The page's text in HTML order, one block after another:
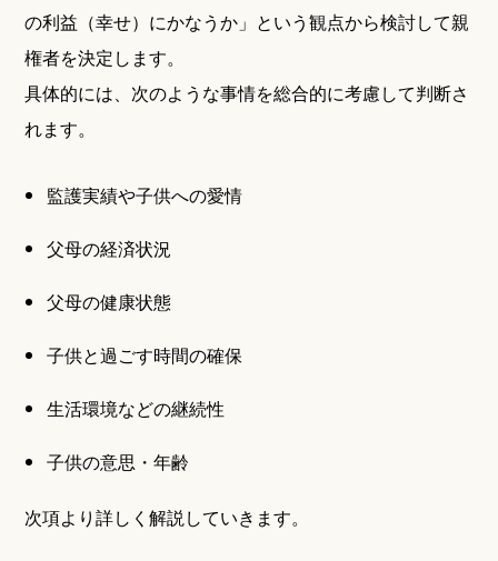
の利益（幸せ）にかなうか」という観点から検討して親
権者を決定します。
具体的には、次のような事情を総合的に考慮して判断さ
れます。
監護実績や子供への愛情
父母の経済状況
父母の健康状態
子供と過ごす時間の確保
生活環境などの継続性
子供の意思・年齢
次項より詳しく解説していきます。